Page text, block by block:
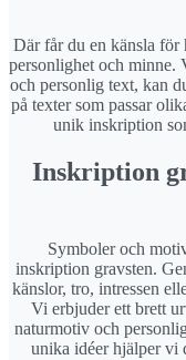
Där får du en känsla för
personlighet och minne.
och personlig text, kan
på texter som passar
unik inskription
Inskription
Symboler och
inskription gravsten.
känslor, tro, intressen
Vi erbjuder ett brett
naturmotiv och
unika idéer hjälper vi